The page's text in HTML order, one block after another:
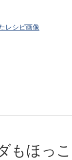
もほっ